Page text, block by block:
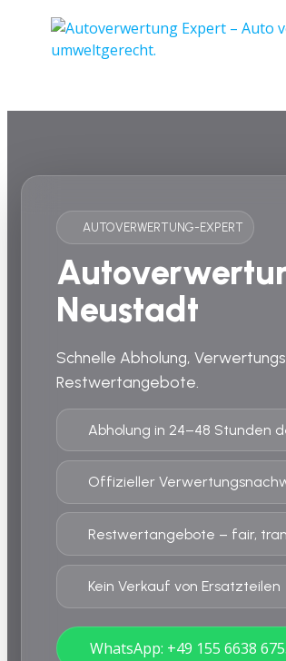
AUTOVERWERTUNG-EXPERT
Neustadt
Schnelle Abholung,
Restwertangebote.
Abholung in 24–48 Stunden
Offizieller
Restwertangebote – fair,
Kein Verkauf von Ersatzteilen
WhatsApp: +49 155 6638